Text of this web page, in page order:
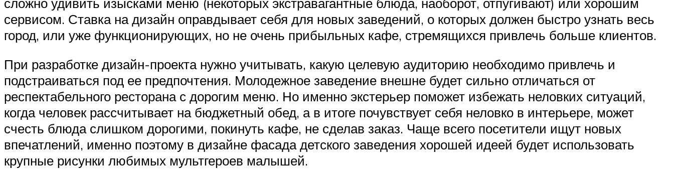
сервисом. Ставка на дизайн оправдывает себя для новых заведений, о которых должен быстро узнать весь
город, или уже функционирующих, но не очень прибыльных кафе, стремящихся привлечь больше клиентов.
При разработке дизайн-проекта нужно учитывать, какую целевую аудиторию необходимо привлечь и
подстраиваться под ее предпочтения. Молодежное заведение внешне будет сильно отличаться от
респектабельного ресторана с дорогим меню. Но именно экстерьер поможет избежать неловких ситуаций,
когда человек рассчитывает на бюджетный обед, а в итоге почувствует себя неловко в интерьере, может
счесть блюда слишком дорогими, покинуть кафе, не сделав заказ. Чаще всего посетители ищут новых
впечатлений, именно поэтому в дизайне фасада детского заведения хорошей идеей будет использовать
крупные рисунки любимых мультгероев малышей.